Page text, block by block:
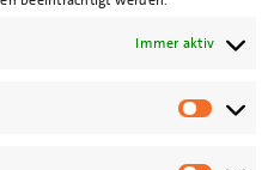
Immer aktiv